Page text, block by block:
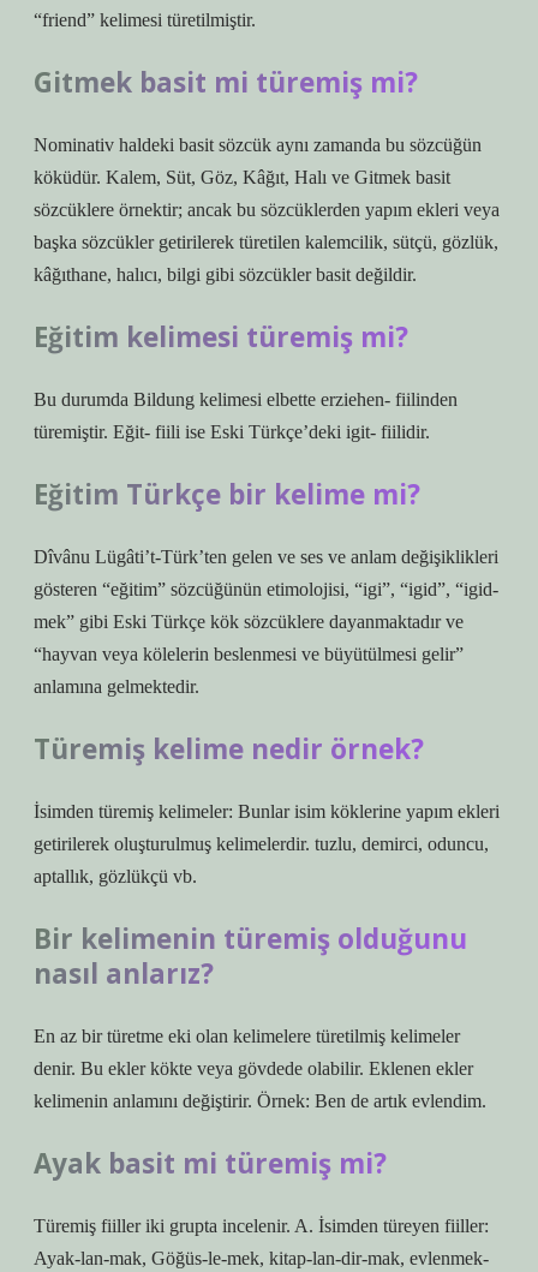
“friend” kelimesi türetilmiştir.
Gitmek basit mi türemiş mi?
Nominativ haldeki basit sözcük aynı zamanda bu sözcüğün
köküdür. Kalem, Süt, Göz, Kâğıt, Halı ve Gitmek basit
sözcüklere örnektir; ancak bu sözcüklerden yapım ekleri veya
başka sözcükler getirilerek türetilen kalemcilik, sütçü, gözlük,
kâğıthane, halıcı, bilgi gibi sözcükler basit değildir.
Eğitim kelimesi türemiş mi?
Bu durumda Bildung kelimesi elbette erziehen- fiilinden
türemiştir. Eğit- fiili ise Eski Türkçe’deki igit- fiilidir.
Eğitim Türkçe bir kelime mi?
Dîvânu Lügâti’t-Türk’ten gelen ve ses ve anlam değişiklikleri
gösteren “eğitim” sözcüğünün etimolojisi, “igi”, “igid”, “igid-
mek” gibi Eski Türkçe kök sözcüklere dayanmaktadır ve
“hayvan veya kölelerin beslenmesi ve büyütülmesi gelir”
anlamına gelmektedir.
Türemiş kelime nedir örnek?
İsimden türemiş kelimeler: Bunlar isim köklerine yapım ekleri
getirilerek oluşturulmuş kelimelerdir. tuzlu, demirci, oduncu,
aptallık, gözlükçü vb.
Bir kelimenin türemiş olduğunu
nasıl anlarız?
En az bir türetme eki olan kelimelere türetilmiş kelimeler
denir. Bu ekler kökte veya gövdede olabilir. Eklenen ekler
kelimenin anlamını değiştirir. Örnek: Ben de artık evlendim.
Ayak basit mi türemiş mi?
Türemiş fiiller iki grupta incelenir. A. İsimden türeyen fiiller:
Ayak-lan-mak, Göğüs-le-mek, kitap-lan-dir-mak, evlenmek-